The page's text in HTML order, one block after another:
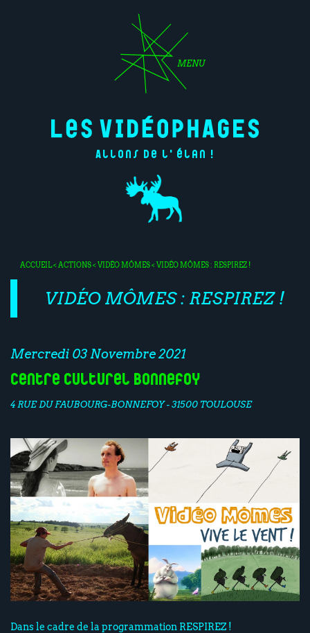
MENU
Allons de l'élan !
ACCUEIL<ACTIONS<VIDÉO MÔMES< VIDÉO MÔMES : RESPIREZ !
VIDÉO MÔMES : RESPIREZ !
Mercredi 03 Novembre 2021
Centre Culturel Bonnefoy
4 RUE DU FAUBOURG-BONNEFOY - 31500 TOULOUSE
Dans le cadre de la programmation RESPIREZ !